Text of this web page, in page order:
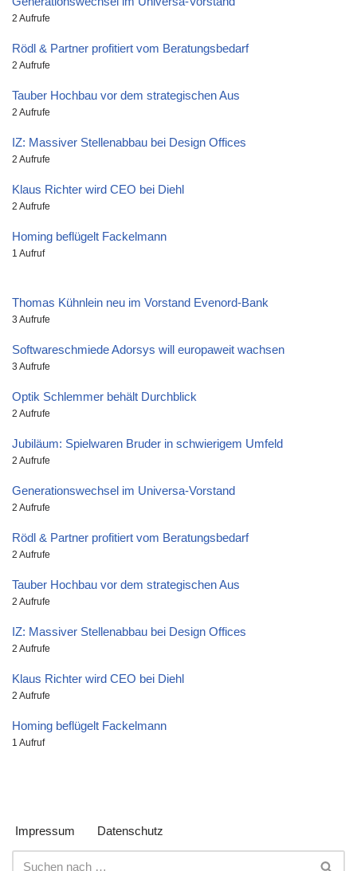
2 Aufrufe
Rödl & Partner profitiert vom Beratungsbedarf
2 Aufrufe
Tauber Hochbau vor dem strategischen Aus
2 Aufrufe
IZ: Massiver Stellenabbau bei Design Offices
2 Aufrufe
Klaus Richter wird CEO bei Diehl
2 Aufrufe
Homing beflügelt Fackelmann
1 Aufruf
Thomas Kühnlein neu im Vorstand Evenord-Bank
3 Aufrufe
Softwareschmiede Adorsys will europaweit wachsen
3 Aufrufe
Optik Schlemmer behält Durchblick
2 Aufrufe
Jubiläum: Spielwaren Bruder in schwierigem Umfeld
2 Aufrufe
Generationswechsel im Universa-Vorstand
2 Aufrufe
Rödl & Partner profitiert vom Beratungsbedarf
2 Aufrufe
Tauber Hochbau vor dem strategischen Aus
2 Aufrufe
IZ: Massiver Stellenabbau bei Design Offices
2 Aufrufe
Klaus Richter wird CEO bei Diehl
2 Aufrufe
Homing beflügelt Fackelmann
1 Aufruf
Impressum Datenschutz